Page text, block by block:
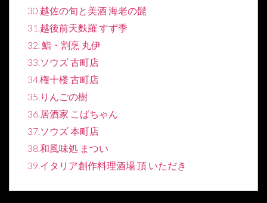
30.越佐の旬と美酒 海老の髭
31.越後前天麩羅 すず季
32. 鮨・割烹 丸伊
33.ソウズ 古町店
34.権十楼 古町店
35.りんごの樹
36.居酒家 こばちゃん
37.ソウズ 本町店
38.和風味処 まつい
39.イタリア創作料理酒場 頂 いただき